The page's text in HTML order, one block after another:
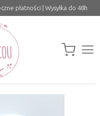
płatności | Wysyłka do 48h